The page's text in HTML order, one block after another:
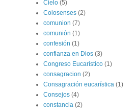
Cielo (5)
Colosenses (2)
comunion (7)
comunión (1)
confesión (1)
confianza en Dios (3)
Congreso Eucarístico (1)
consagracion (2)
Consagración eucarística (1)
Consejos (4)
constancia (2)